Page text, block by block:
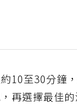
10至30分鐘
再選擇最佳的